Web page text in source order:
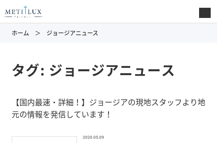
ホーム ジョージアニュース
タグ: ジョージアニュース
【国内最速・詳細！】ジョージアの現地スタッフより地
元の情報を発信しています！
2020.05.09